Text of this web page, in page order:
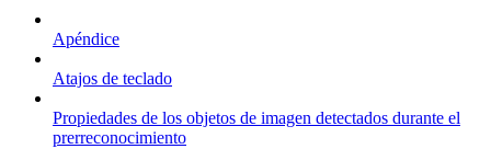
Apéndice
Atajos de teclado
Propiedades de los objetos de imagen detectados durante el
prerreconocimiento